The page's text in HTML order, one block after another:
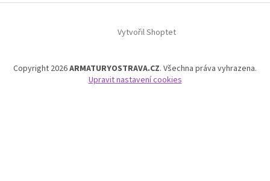
Vytvořil Shoptet
Copyright 2026ARMATURYOSTRAVA.CZ. Všechna práva vyhrazena.
Upravit nastavení cookies